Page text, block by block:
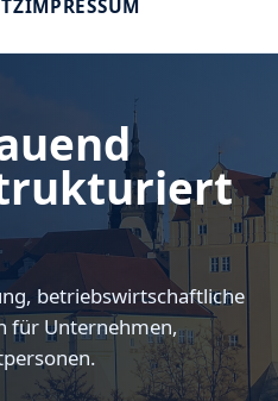
IMPRESSUM
betriebswirtschaftliche
für Unternehmen,